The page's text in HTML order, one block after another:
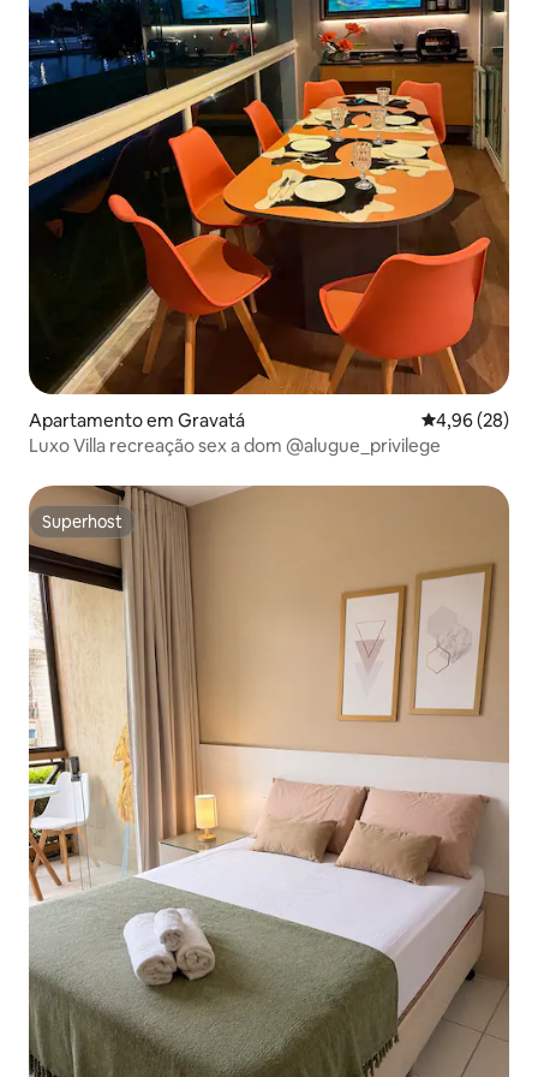
Apartamento em Gravatá Classificação
4,96 (28)
Luxo Villa recreação sex a dom @alugue_privilege
Superhost
Superhost